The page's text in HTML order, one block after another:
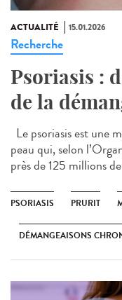
ACTUALITÉ 15.01.2026
Recherche
Psoriasis :
de la
Le psoriasis est une
peau qui, selon
près de 125 millions
PSORIASIS PRURIT
DÉMANGEAISONS